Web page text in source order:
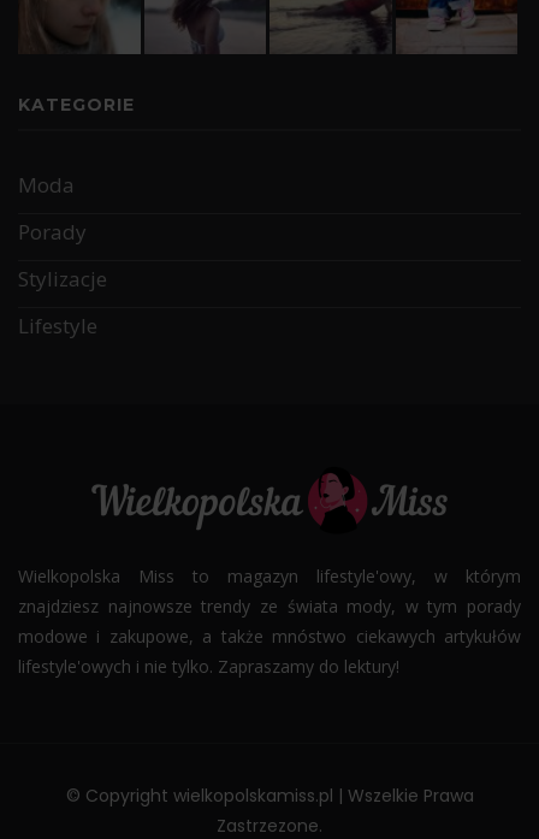
KATEGORIE
Moda
Porady
Stylizacje
Lifestyle
Wielkopolska Miss to magazyn lifestyle'owy, w którym
znajdziesz najnowsze trendy ze świata mody, w tym porady
modowe i zakupowe, a także mnóstwo ciekawych artykułów
lifestyle'owych i nie tylko. Zapraszamy do lektury!
© Copyright wielkopolskamiss.pl | Wszelkie Prawa
Zastrzezone.